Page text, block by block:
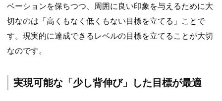
ベーションを保ちつつ、周囲に良い印象を与えるために大
切なのは「高くもなく低くもない目標を立てる」ことで
す。現実的に達成できるレベルの目標を立てることが大切
なのです。
実現可能な「少し背伸び」した目標が最適